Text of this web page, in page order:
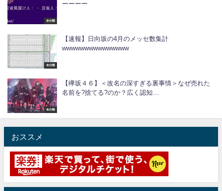
未分類
ーーーー
未分類
【速報】日向坂の4月のメッセ数集計
wwwwwwwwwwwwwww
未分類
【欅坂４６】＜改名の深すぎる裏事情＞なぜ売れた
名前を?捨てる?のか？広く認知…
おススメ